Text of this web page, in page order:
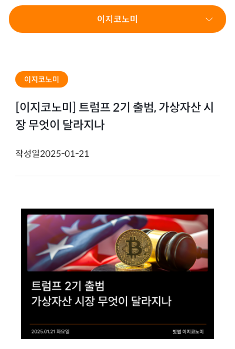
이지코노미
이지코노미
[이지코노미] 트럼프 2기 출범, 가상자산 시
장 무엇이 달라지나
작성일2025-01-21